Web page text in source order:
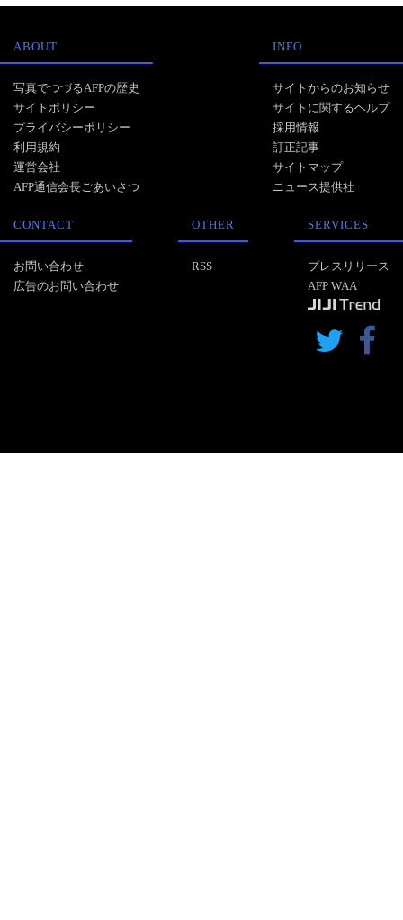
ABOUT
写真でつづるAFPの歴史
サイトポリシー
プライバシーポリシー
利用規約
運営会社
AFP通信会長ごあいさつ
INFO
サイトからのお知らせ
サイトに関するヘルプ
採用情報
訂正記事
サイトマップ
ニュース提供社
CONTACT
お問い合わせ
広告のお問い合わせ
OTHER
RSS
SERVICES
プレスリリース
AFP WAA